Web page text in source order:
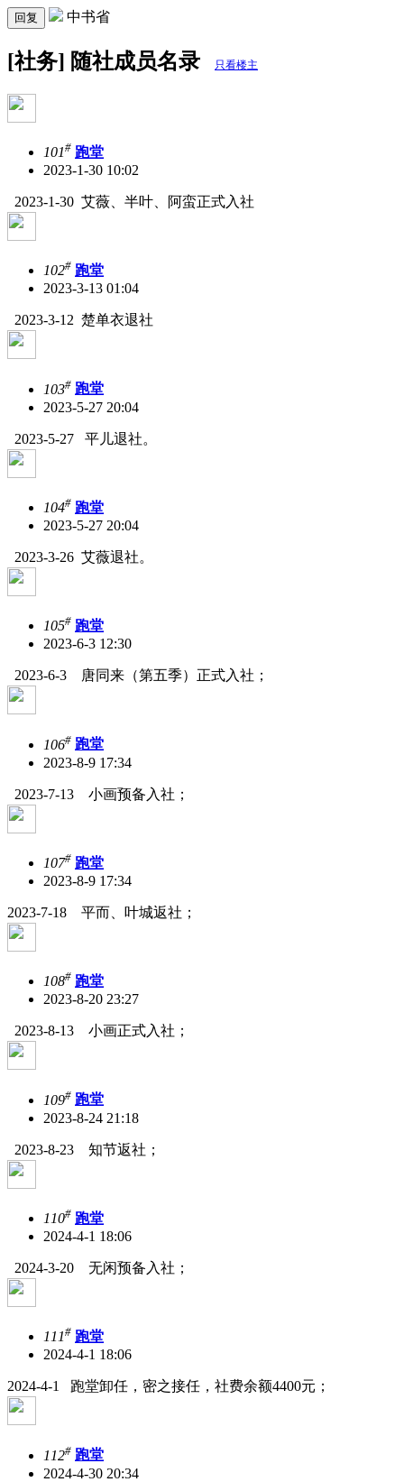
回复 中书省
[社务] 随社成员名录 只看楼主
101# 跑堂
2023-1-30 10:02
2023-1-30 艾薇、半叶、阿蛮正式入社
102# 跑堂
2023-3-13 01:04
2023-3-12 楚单衣退社
103# 跑堂
2023-5-27 20:04
2023-5-27 平儿退社。
104# 跑堂
2023-5-27 20:04
2023-3-26 艾薇退社。
105# 跑堂
2023-6-3 12:30
2023-6-3 唐同来（第五季）正式入社；
106# 跑堂
2023-8-9 17:34
2023-7-13 小画预备入社；
107# 跑堂
2023-8-9 17:34
2023-7-18 平而、叶城返社；
108# 跑堂
2023-8-20 23:27
2023-8-13 小画正式入社；
109# 跑堂
2023-8-24 21:18
2023-8-23 知节返社；
110# 跑堂
2024-4-1 18:06
2024-3-20 无闲预备入社；
111# 跑堂
2024-4-1 18:06
2024-4-1 跑堂卸任，密之接任，社费余额4400元；
112# 跑堂
2024-4-30 20:34